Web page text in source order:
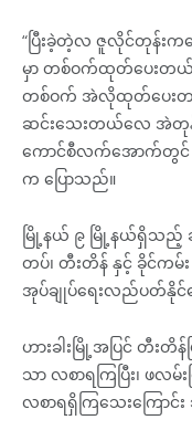
“ပြီးခဲ့တဲ့လ ဇူလိုင်တုန်း
မှာ တစ်ဝက်ထုတ်ပေးတယ်
တစ်ဝက် အဲလိုထုတ်ပေးတ
ဆင်းသေးတယ်လေ အဲတု
ကောင်စီလက်အောက်တွင်
က ပြောသည်။
မြို့နယ် ၉ မြို့နယ်ရှိသည့် ချ
တပ်၊ တီးတိန် နှင့် ခိုင်ကမ်
အုပ်ချုပ်ရေးလည်ပတ်နို
ဟားခါးမြို့အပြင် တီး
သာ လစာရကြပြီး၊ ဖလ
လစာရရှိကြသေးကြော